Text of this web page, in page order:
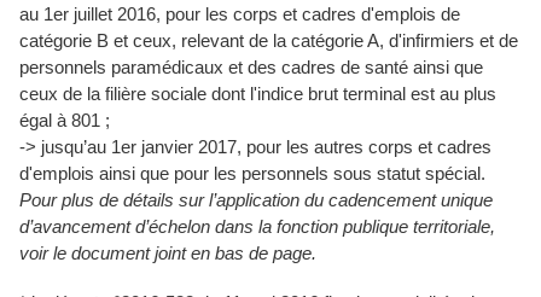
au 1er juillet 2016, pour les corps et cadres d'emplois de
catégorie B et ceux, relevant de la catégorie A, d'infirmiers et de
personnels paramédicaux et des cadres de santé ainsi que
ceux de la filière sociale dont l'indice brut terminal est au plus
égal à 801 ;
-> jusqu’au 1er janvier 2017, pour les autres corps et cadres
d'emplois ainsi que pour les personnels sous statut spécial.
Pour plus de détails sur l’application du cadencement unique
d’avancement d’échelon dans la fonction publique territoriale,
voir le document joint en bas de page.